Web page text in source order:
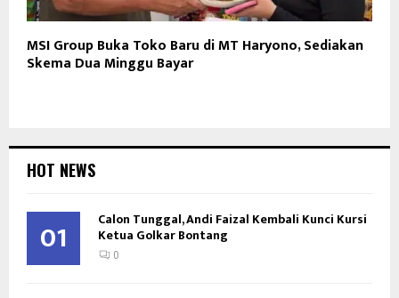
MSI Group Buka Toko Baru di MT Haryono, Sediakan
Skema Dua Minggu Bayar
HOT NEWS
01 Calon Tunggal, Andi Faizal Kembali Kunci Kursi
Ketua Golkar Bontang
0